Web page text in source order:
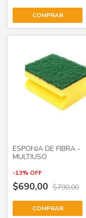
ESPONJA DE FIBRA -
MULTIUSO
-13% OFF
$690,00 $790,00
COMPRAR